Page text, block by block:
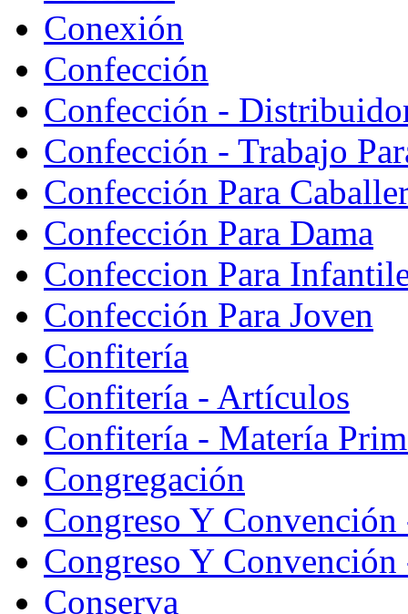
Conexión
Confección
Confección -
Confección - Trabajo
Confección Para
Confección Para Dama
Confeccion Para
Confección Para Joven
Confitería
Confitería - Artículos
Confitería - Matería
Congregación
Congreso Y Convención
Congreso Y
Conserva